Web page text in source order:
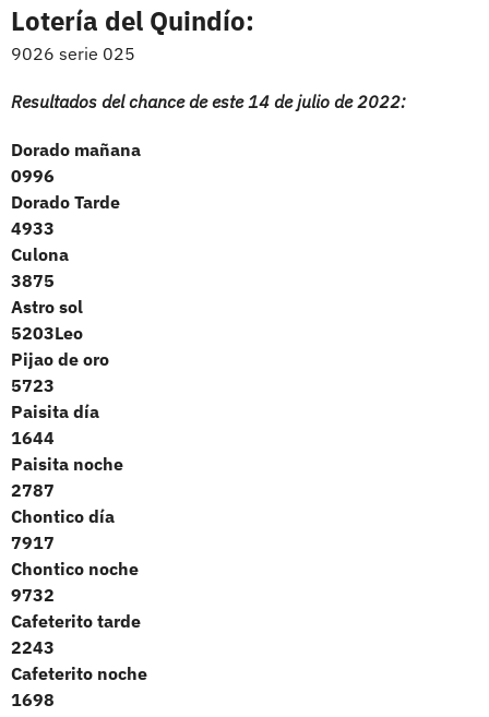
Lotería del Quindío:
9026 serie 025
Resultados del chance de este 14 de julio de 2022:
Dorado mañana
0996
Dorado Tarde
4933
Culona
3875
Astro sol
5203Leo
Pijao de oro
5723
Paisita día
1644
Paisita noche
2787
Chontico día
7917
Chontico noche
9732
Cafeterito tarde
2243
Cafeterito noche
1698